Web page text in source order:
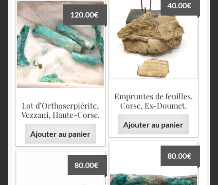
Empruntes de feuilles,
Corse, Ex-Doumet.
40.00€
Ajouter au panier
Lot d’Orthoserpiérite,
Vezzani, Haute-Corse.
120.00€
Ajouter au panier
80.00€
80.00€